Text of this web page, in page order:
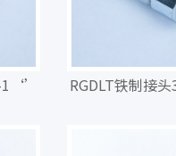
RGDLT铁制接